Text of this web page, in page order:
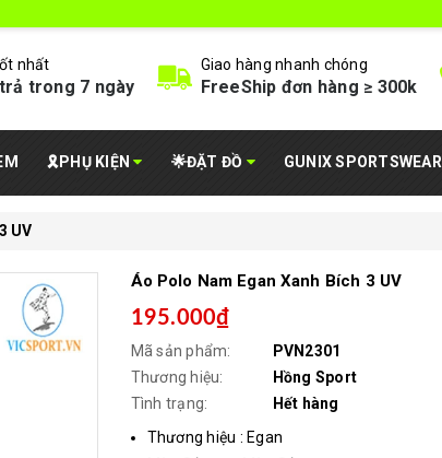
nhất
trong 7 ngày
Giao hàng nhanh chóng
FreeShip đơn hàng ≥ 300k
🎗️PHỤ KIỆN 🌟ĐẶT ĐỒ GUNIX SPORTSWEAR
UV
Áo Polo Nam Egan Xanh Bích 3 UV
195.000₫
Mã sản phẩm:
PVN2301
Thương hiệu:
Hồng Sport
Tình trạng:
Hết hàng
Thương hiệu : Egan